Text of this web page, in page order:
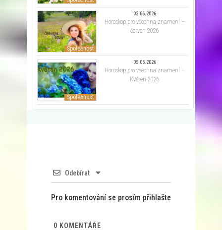
Společnost
02.06.2026
Horoskop pro všechna znamení –
červen 2026
Společnost
05.05.2026
Horoskop pro všechna znamení –
Květen 2026
Odebírat
Pro komentování se prosím přihlašte
0 KOMENTÁŘE